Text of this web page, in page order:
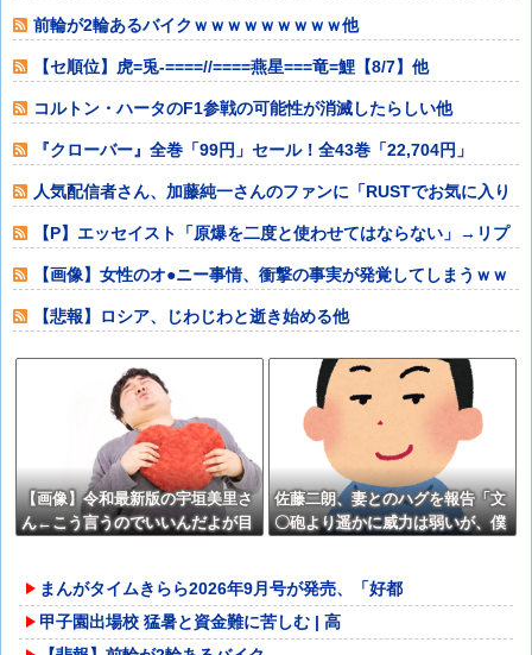
AIのせいで
前輪が2輪あるバイクｗｗｗｗｗｗｗｗｗ他
【セ順位】虎=兎-====//====燕星===竜=鯉【8/7】他
コルトン・ハータのF1参戦の可能性が消滅したらしい他
『クローバー』全巻「99円」セール！全43巻「22,704円」
→「4,2
人気配信者さん、加藤純一さんのファンに「RUSTでお気に入り
の配信者が負
【P】エッセイスト「原爆を二度と使わせてはならない」→リプ
「もちろん中国
【画像】女性のオ●ニー事情、衝撃の事実が発覚してしまうｗｗ
ｗｗｗｗｗ他
【悲報】ロシア、じわじわと逝き始める他
【画像】令和最新版の宇垣美里さ
ん←こう言うのでいいんだよが目
佐藤二朗、妻とのハグを報告「文
〇砲より遥かに威力は弱いが、僕
まんがタイムきらら2026年9月号が発売、「好都
甲子園出場校 猛暑と資金難に苦しむ | 高